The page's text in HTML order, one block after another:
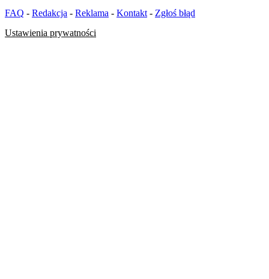
FAQ - Redakcja - Reklama - Kontakt - Zgłoś błąd
Ustawienia prywatności